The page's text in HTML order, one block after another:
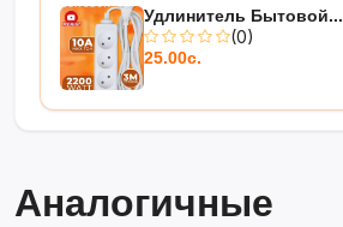
Удлинитель Бытовой...
(0)
25.00с.
Аналогичные